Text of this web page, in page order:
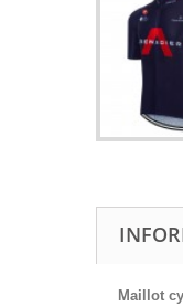
Maillot